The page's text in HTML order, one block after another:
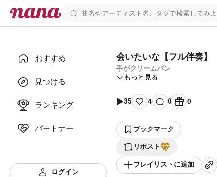
おすすめ
見つける
ランキング
パートナー
ログイン
会いたいな【フル伴奏】
手がクリームパン
もっと見る
35 4 0 0
ブックマーク
リポスト
プレイリストに追加